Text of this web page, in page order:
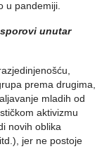
u pandemiji.
unutar
prema drugima,
mladih od
aktivizmu
novih oblika
jer ne postoje